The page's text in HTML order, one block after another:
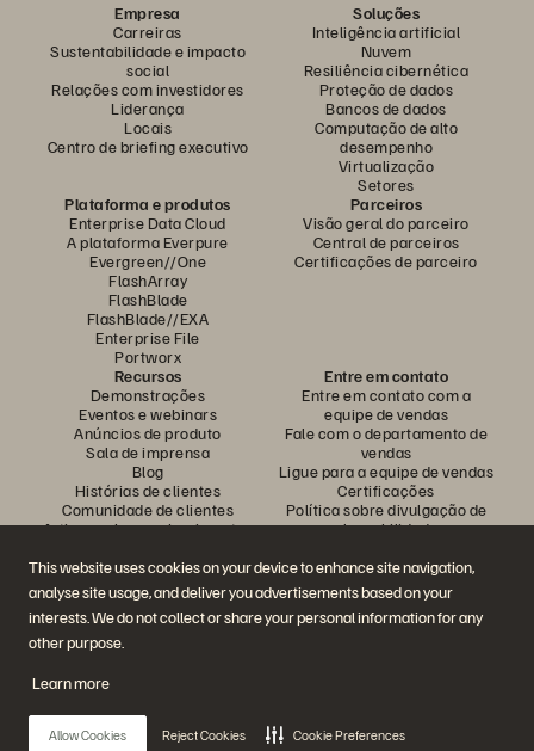
This website uses cookies on your device to enhance site navigation,
analyse site usage, and deliver you advertisements based on your
interests. We do not collect or share your personal information for any
other purpose.
Learn more
Allow Cookies Reject Cookies Cookie Preferences
Empresa
Carreiras
Sustentabilidade e impacto
social
Relações com investidores
Liderança
Locais
Centro de briefing executivo
Soluções
Inteligência artificial
Nuvem
Resiliência cibernética
Proteção de dados
Bancos de dados
Computação de alto
desempenho
Virtualização
Setores
Plataforma e produtos
Enterprise Data Cloud
A plataforma Everpure
Evergreen//One
FlashArray
FlashBlade
FlashBlade//EXA
Enterprise File
Portworx
Parceiros
Visão geral do parceiro
Central de parceiros
Certificações de parceiro
Recursos
Demonstrações
Eventos e webinars
Anúncios de produto
Sala de imprensa
Blog
Histórias de clientes
Comunidade de clientes
Artigos sobre conhecimentos
Entre em contato
Entre em contato com a
equipe de vendas
Fale com o departamento de
vendas
Ligue para a equipe de vendas
Certificações
Política sobre divulgação de
vulnerabilidades
Participe da conversa
Siga todas as redes sociais da Everpure
© 2026 Everpure, Inc. Todos os direitos reservados.
Privacidade
Termos do siteQuestões legaisCentral de confiabilidade